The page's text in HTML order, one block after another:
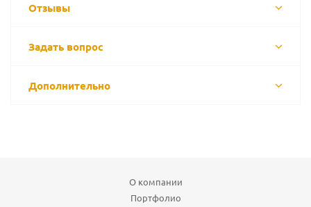
Отзывы
Задать вопрос
Дополнительно
О компании
Портфолио